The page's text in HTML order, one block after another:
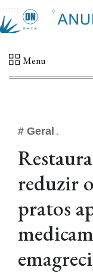
Menu
# Geral
reduzir
pratos